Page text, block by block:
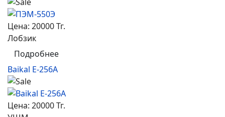
Цена: 20000 Тг.
Лобзик
Подробнее
Baikal E-256A
Цена: 20000 Тг.